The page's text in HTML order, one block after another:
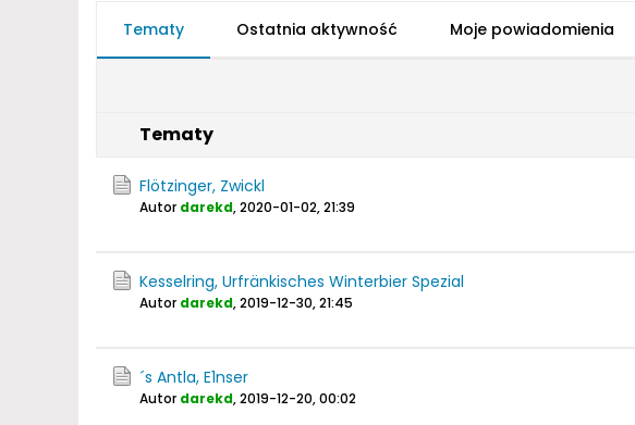
Tematy Ostatnia aktywność Moje powiadomienia
Tematy
Flötzinger, Zwickl
Autor darekd,2020-01-02, 21:39
Kesselring, Urfränkisches Winterbier Spezial
Autor darekd,2019-12-30, 21:45
´s Antla, E1nser
Autor darekd,2019-12-20, 00:02